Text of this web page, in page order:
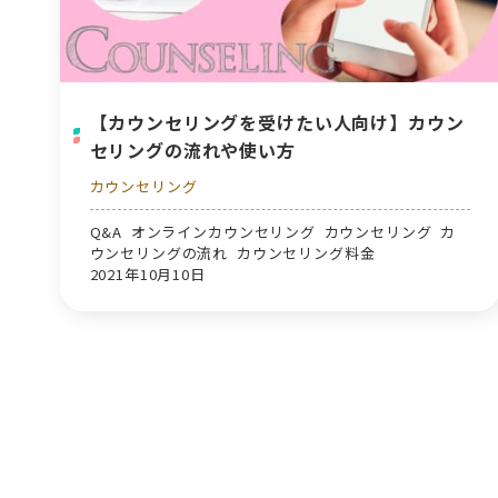
【カウンセリングを受けたい人向け】カウン
セリングの流れや使い方
カウンセリング
Q&A オンラインカウンセリング カウンセリング カ
ウンセリングの流れ カウンセリング料金
2021年10月10日